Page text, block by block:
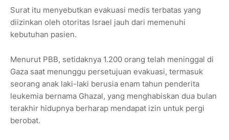
Surat itu menyebutkan evakuasi medis terbatas yang
diizinkan oleh otoritas Israel jauh dari memenuhi
kebutuhan pasien.
Menurut PBB, setidaknya 1.200 orang telah meninggal di
Gaza saat menunggu persetujuan evakuasi, termasuk
seorang anak laki-laki berusia enam tahun penderita
leukemia bernama Ghazal, yang menghabiskan dua bulan
terakhir hidupnya berharap mendapat izin untuk pergi
berobat.